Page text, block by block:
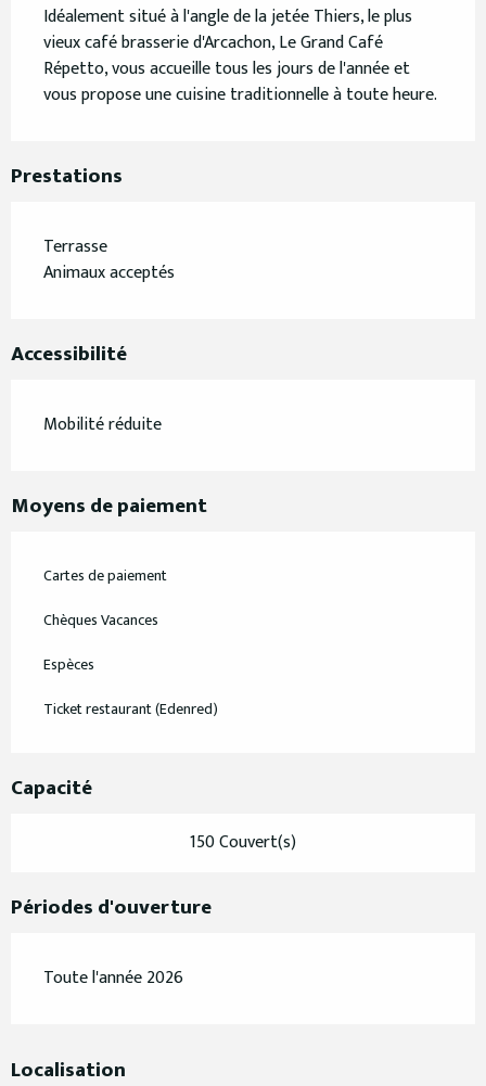
Idéalement situé à l'angle de la jetée Thiers, le plus
vieux café brasserie d'Arcachon, Le Grand Café
Répetto, vous accueille tous les jours de l'année et
vous propose une cuisine traditionnelle à toute heure.
Prestations
Terrasse
Animaux acceptés
Accessibilité
Mobilité réduite
Moyens de paiement
Cartes de paiement
Chèques Vacances
Espèces
Ticket restaurant (Edenred)
Capacité
150 Couvert(s)
Périodes d'ouverture
Toute l'année 2026
Localisation